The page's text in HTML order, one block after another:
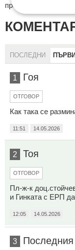
премахнати.
ПОСЛЕДНИ
1 Гоя
ОТГОВОР
Как така се
11:51 14.05.2026
2 Тоя
ОТГОВОР
Пл-ж-к
и Гинката с ЕРП
12:05 14.05.2026
3